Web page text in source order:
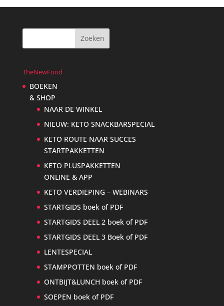
TheNewFood
BOEKEN
& SHOP
NAAR DE WINKEL
NIEUW: KETO SNACKBARSPECIAL
KETO ROUTE NAAR SUCCES
STARTPAKKETTEN
KETO PLUSPAKKETTEN
ONLINE & APP
KETO VERDIEPING – WEBINARS
STARTGIDS boek of PDF
STARTGIDS DEEL 2 boek of PDF
STARTGIDS DEEL 3 Boek of PDF
LENTESPECIAL
STAMPPOTTEN boek of PDF
ONTBIJT&LUNCH boek of PDF
SOEPEN boek of PDF